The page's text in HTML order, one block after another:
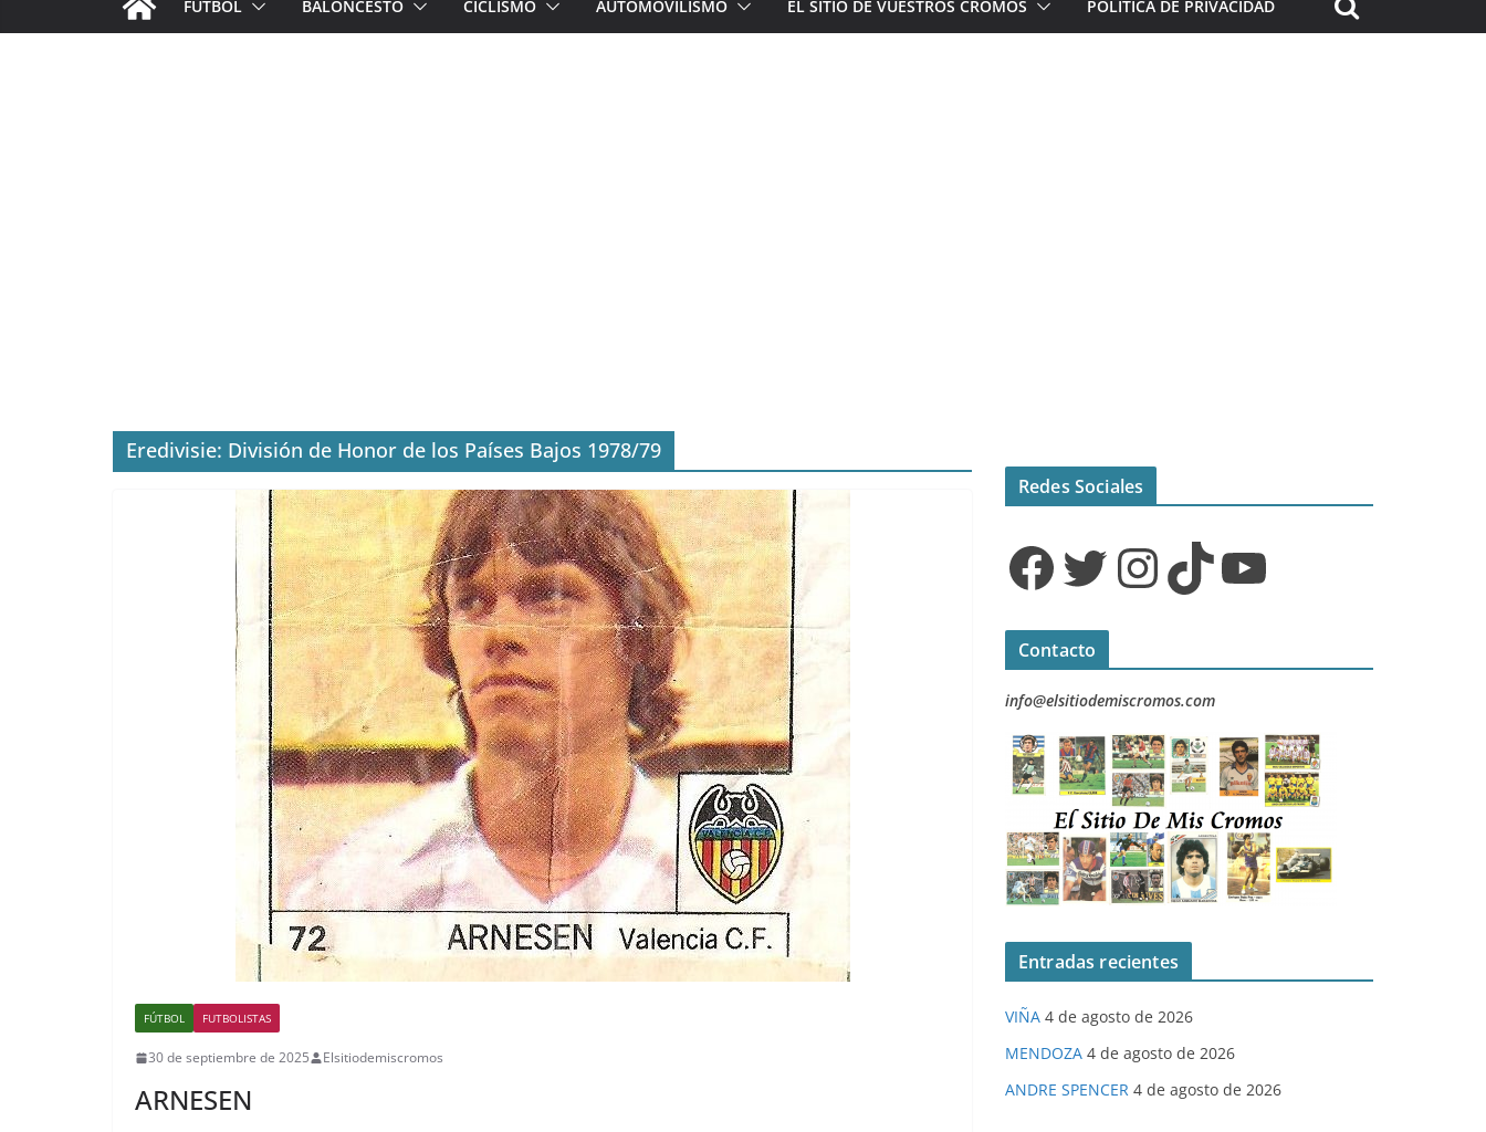
FÚTBOL BALONCESTO CICLISMO AUTOMOVILISMO EL SITIO DE VUESTROS CROMOS POLÍTICA DE PRIVACIDAD
Eredivisie: División de Honor de los Países Bajos 1978/79
FÚTBOL FUTBOLISTAS
30 de septiembre de 2025 Elsitiodemiscromos
ARNESEN
Redes Sociales
Facebook Twitter InstagramTikTok YouTube
Contacto
info@elsitiodemiscromos.com
Entradas recientes
VIÑA 4 de agosto de 2026
MENDOZA 4 de agosto de 2026
ANDRE SPENCER 4 de agosto de 2026